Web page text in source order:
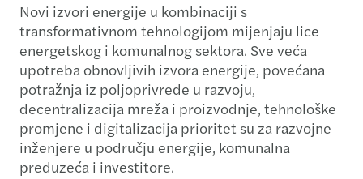
Novi izvori energije u kombinaciji s
transformativnom tehnologijom mijenjaju lice
energetskog i komunalnog sektora. Sve veća
upotreba obnovljivih izvora energije, povećana
potražnja iz poljoprivrede u razvoju,
decentralizacija mreža i proizvodnje, tehnološke
promjene i digitalizacija prioritet su za razvojne
inženjere u području energije, komunalna
preduzeća i investitore.